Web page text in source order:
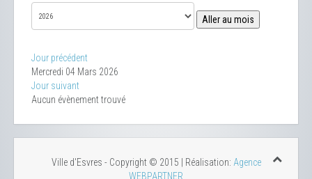
Aller au mois
Jour précédent
Mercredi 04 Mars 2026
Jour suivant
Aucun évènement trouvé
Ville d'Esvres - Copyright © 2015 | Réalisation: Agence
WEBPARTNER